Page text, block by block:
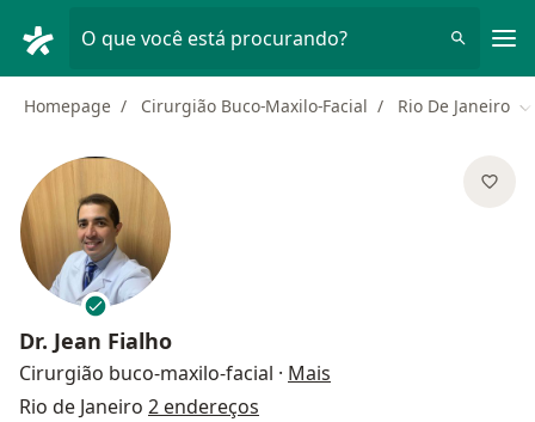
O que você está procurando?
Homepage Cirurgião Buco-Maxilo-Facial Rio De Janeiro
Dr. Jean Fialho
Cirurgião buco-maxilo-facial · Mais
Rio de Janeiro 2 endereços